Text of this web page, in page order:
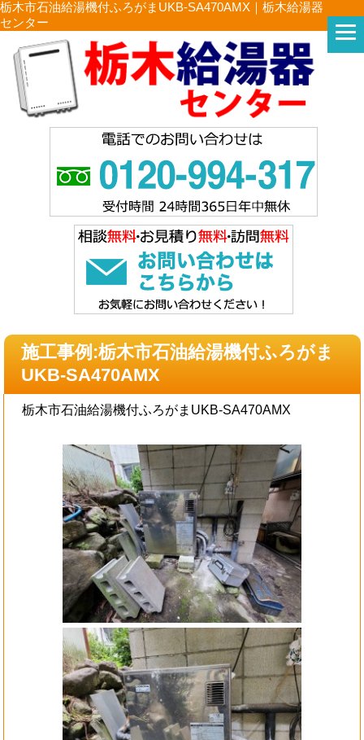
栃木市石油給湯機付ふろがまUKB-SA470AMX｜栃木給湯器
センター
施工事例:栃木市石油給湯機付ふろがま
UKB-SA470AMX
栃木市石油給湯機付ふろがまUKB-SA470AMX